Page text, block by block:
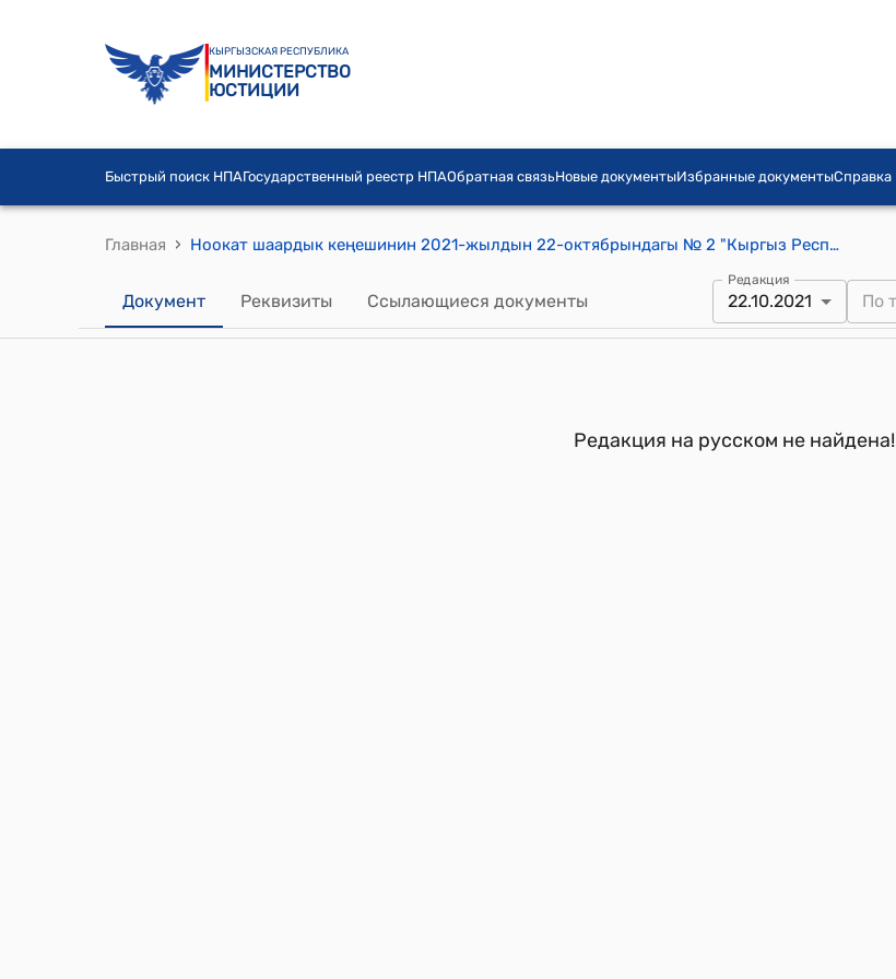
КЫРГЫЗСКАЯ РЕСПУБЛИКА
МИНИСТЕРСТВО
ЮСТИЦИИ
Быстрый поиск НПАГосударственный реестр НПАОбратная связьНовые документыИзбранные документыСправка
Главная › Ноокат шаардык кеңешинин 2021-жылдын 22-октябрындагы № 2 "Кыргыз Республикасынын жергиликтүү өз алдынча башкарууларынын Союзуна 2021-жылга мүчөлүк акы төлөмүн төлөө үчүн акча каражатын ажыратып берүү жөнүндө" токтому
Документ Реквизиты Ссылающиеся документы
Редакция
22.10.2021
Редакция на русском не найдена!